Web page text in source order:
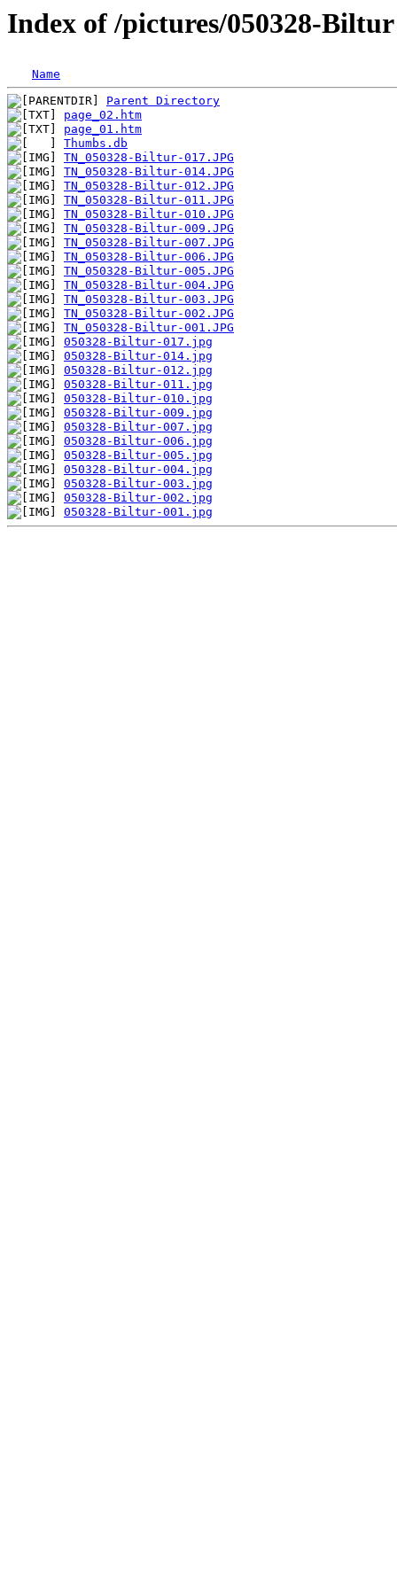
Index of /pictures/050328-Biltur
Name
Parent Directory
page_02.htm
page_01.htm
Thumbs.db
TN_050328-Biltur-017.JPG
TN_050328-Biltur-014.JPG
TN_050328-Biltur-012.JPG
TN_050328-Biltur-011.JPG
TN_050328-Biltur-010.JPG
TN_050328-Biltur-009.JPG
TN_050328-Biltur-007.JPG
TN_050328-Biltur-006.JPG
TN_050328-Biltur-005.JPG
TN_050328-Biltur-004.JPG
TN_050328-Biltur-003.JPG
TN_050328-Biltur-002.JPG
TN_050328-Biltur-001.JPG
050328-Biltur-017.jpg
050328-Biltur-014.jpg
050328-Biltur-012.jpg
050328-Biltur-011.jpg
050328-Biltur-010.jpg
050328-Biltur-009.jpg
050328-Biltur-007.jpg
050328-Biltur-006.jpg
050328-Biltur-005.jpg
050328-Biltur-004.jpg
050328-Biltur-003.jpg
050328-Biltur-002.jpg
050328-Biltur-001.jpg